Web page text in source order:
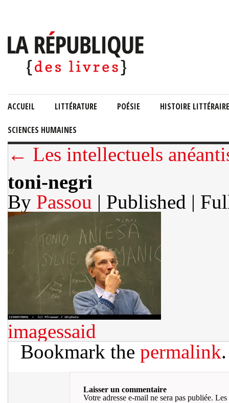
ACCUEIL LITTÉRATURE POÉSIE HISTOIRE LITTÉRAIRE
SCIENCES HUMAINES
← Les intellectuels
toni-negri
By Passou | Published |
imagessaid
Bookmark the permalink.
Laisser un commentaire
Votre adresse e-mail ne sera pas publiée. Les